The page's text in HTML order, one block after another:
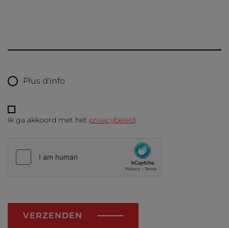
Plus d'info
Ik ga akkoord met het privacybeleid.
VERZENDEN